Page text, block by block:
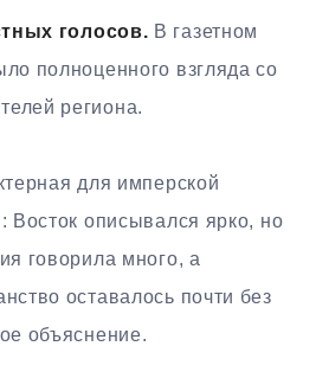
голосов. В газетном
полноценного взгляда со
региона.
для имперской
Восток описывался ярко, но
говорила много, а
оставалось почти без
объяснение.